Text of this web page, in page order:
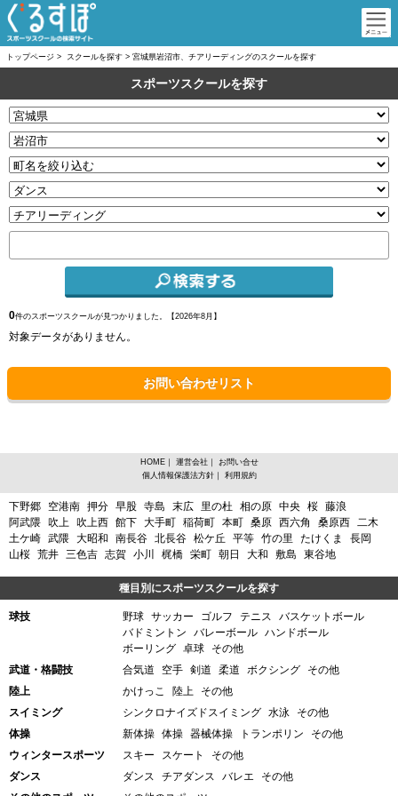
トップページ > スクールを探す > 宮城県岩沼市、チアリーディングのスクールを探す
スポーツスクールを探す
0件のスポーツスクールが見つかりました。【2026年8月】
対象データがありません。
お問い合わせリスト
宮城県岩沼市、チアリーディングからスポーツスクールを探す
下野郷 空港南 押分 早股 寺島 末広 里の杜 相の原 中央 桜 藤浪
阿武隈
吹上 吹上西 館下 大手町 稲荷町 本町 桑原 西六角 桑原西 二木
土ケ崎 武隈 大昭和 南長谷 北長谷 松ケ丘 平等 竹の里 たけくま
長岡
山桜 荒井 三色吉 志賀 小川 梶橋 栄町 朝日 大和 敷島 東谷地
種目別にスポーツスクールを探す
球技 野球 サッカー ゴルフ テニス
バスケットボール
バドミントン
バレーボール ハンドボール
ボーリング 卓球
その他
武道・格闘技
合気道 空手 剣道 柔道 ボクシング
その他
陸上
かけっこ 陸上
その他
スイミング
シンクロナイズドスイミング 水泳
その他
体操
新体操 体操 器械体操 トランポリン
その他
ウィンタースポーツ
スキー スケート
その他
ダンス
ダンス チアダンス バレエ
その他
HOME｜ 運営会社 ｜
お問い合せ
個人情報保護法方針｜ 利用規約